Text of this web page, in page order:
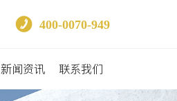
400-0070-949
新闻资讯 联系我们